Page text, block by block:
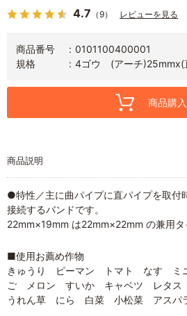
4.7 （9） レビューを見る
商品番号
0101100400001
規格
4ゴウ (アーチ)25mmx(
商品購
商品説明
●特性／主に曲パイプに直パイプを取付
接続するバンドです。
22mm×19mm は22mm×22mm の兼用タ
■使用お薦め作物
きゅうり ピーマン トマト なす ミ
ご メロン すいか キャベツ レタ
うれん草 にら 白菜 小松菜 アスパ